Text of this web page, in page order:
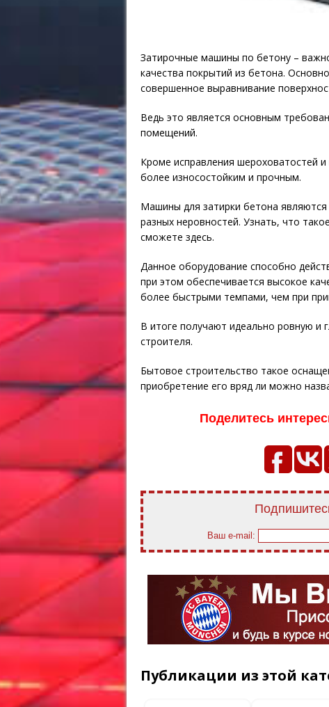
Затирочные машины по бетону –
качества покрытий из бетона.
совершенное выравнивание
Ведь это является основным
помещений.
Кроме исправления шероховатостей
более износостойким и прочным.
Машины для затирки бетона
разных неровностей. Узнать, что такое
сможете здесь.
Данное оборудование способно
при этом обеспечивается высокое
более быстрыми темпами, чем при
В итоге получают идеально ровную и
строителя.
Бытовое строительство такое
приобретение его вряд ли можно
Поделитесь
Ваш e-mail:
Публикации из этой